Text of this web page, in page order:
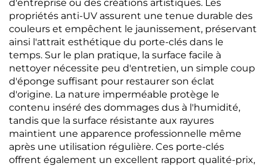
d'entreprise ou des créations artistiques. Les
propriétés anti-UV assurent une tenue durable des
couleurs et empêchent le jaunissement, préservant
ainsi l'attrait esthétique du porte-clés dans le
temps. Sur le plan pratique, la surface facile à
nettoyer nécessite peu d'entretien, un simple coup
d'éponge suffisant pour restaurer son éclat
d'origine. La nature imperméable protège le
contenu inséré des dommages dus à l'humidité,
tandis que la surface résistante aux rayures
maintient une apparence professionnelle même
après une utilisation régulière. Ces porte-clés
offrent également un excellent rapport qualité-prix,